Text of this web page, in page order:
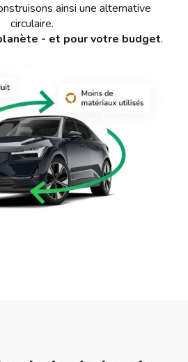
ainsi une alternative
circulaire.
- et pour votre budget.